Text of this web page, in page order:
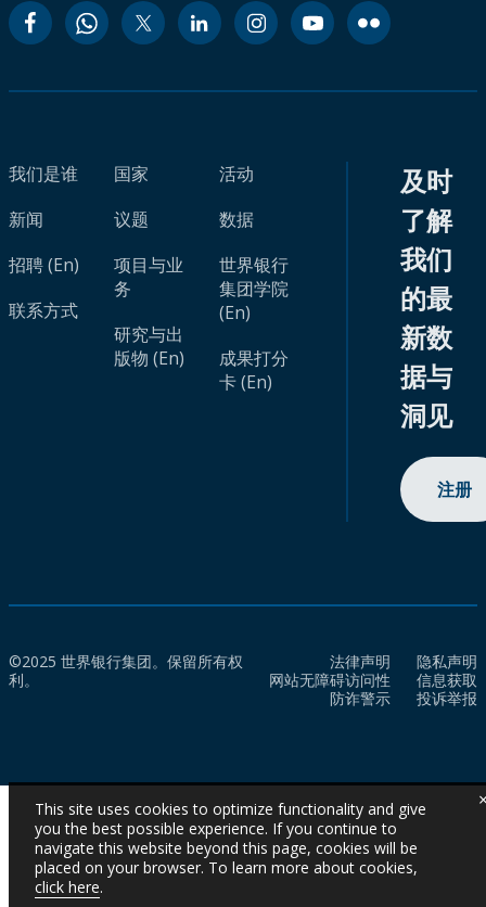
我们是谁
新闻
招聘 (En)
联系方式
国家
议题
项目与业
务
研究与出
版物 (En)
活动
数据
世界银行
集团学院
(En)
成果打分
卡 (En)
及时
了解
我们
的最
新数
据与
洞见
注册
©2025 世界银行集团。保留所有权
利。
法律声明
隐私声明
网站无障碍访问性
信息获取
防诈警示
投诉举报
This site uses cookies to optimize functionality and give
you the best possible experience. If you continue to
navigate this website beyond this page, cookies will be
placed on your browser. To learn more about cookies,
click here.